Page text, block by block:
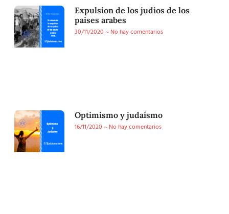
Expulsion de los judios de los
paises arabes
30/11/2020
No hay comentarios
Optimismo y judaísmo
16/11/2020
No hay comentarios